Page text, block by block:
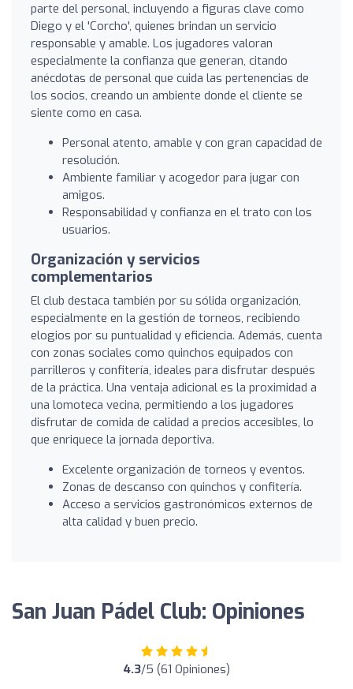
parte del personal, incluyendo a figuras clave como
Diego y el 'Corcho', quienes brindan un servicio
responsable y amable. Los jugadores valoran
especialmente la confianza que generan, citando
anécdotas de personal que cuida las pertenencias de
los socios, creando un ambiente donde el cliente se
siente como en casa.
Personal atento, amable y con gran capacidad de
resolución.
Ambiente familiar y acogedor para jugar con
amigos.
Responsabilidad y confianza en el trato con los
usuarios.
Organización y servicios
complementarios
El club destaca también por su sólida organización,
especialmente en la gestión de torneos, recibiendo
elogios por su puntualidad y eficiencia. Además, cuenta
con zonas sociales como quinchos equipados con
parrilleros y confitería, ideales para disfrutar después
de la práctica. Una ventaja adicional es la proximidad a
una lomoteca vecina, permitiendo a los jugadores
disfrutar de comida de calidad a precios accesibles, lo
que enriquece la jornada deportiva.
Excelente organización de torneos y eventos.
Zonas de descanso con quinchos y confitería.
Acceso a servicios gastronómicos externos de
alta calidad y buen precio.
San Juan Pádel Club: Opiniones
4.3/5 (61 Opiniones)